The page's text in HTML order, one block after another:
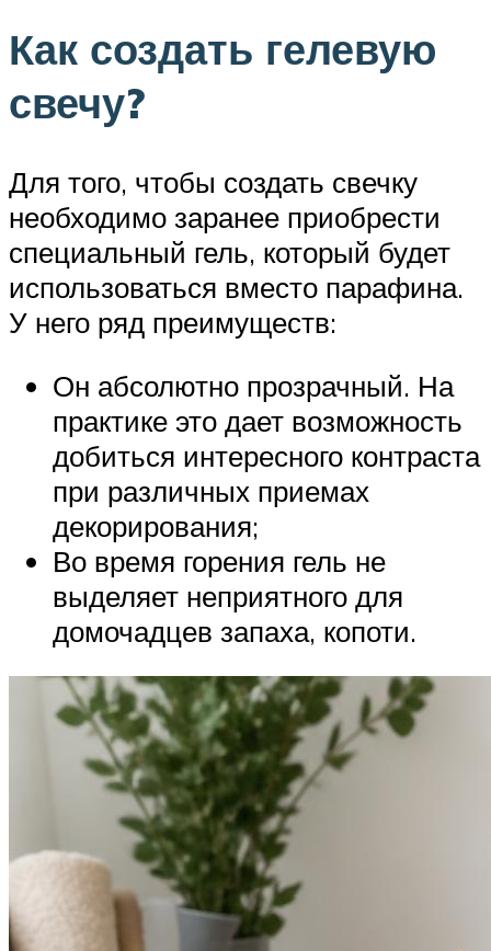
Как создать гелевую
свечу?
Для того, чтобы создать свечку
необходимо заранее приобрести
специальный гель, который будет
использоваться вместо парафина.
У него ряд преимуществ:
Он абсолютно прозрачный. На
практике это дает возможность
добиться интересного контраста
при различных приемах
декорирования;
Во время горения гель не
выделяет неприятного для
домочадцев запаха, копоти.